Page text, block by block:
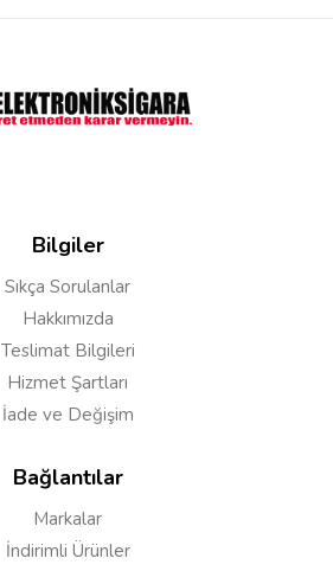
Bilgiler
Sıkça Sorulanlar
Hakkımızda
Teslimat Bilgileri
Hizmet Şartları
İade ve Değişim
Bağlantılar
Markalar
İndirimli Ürünler